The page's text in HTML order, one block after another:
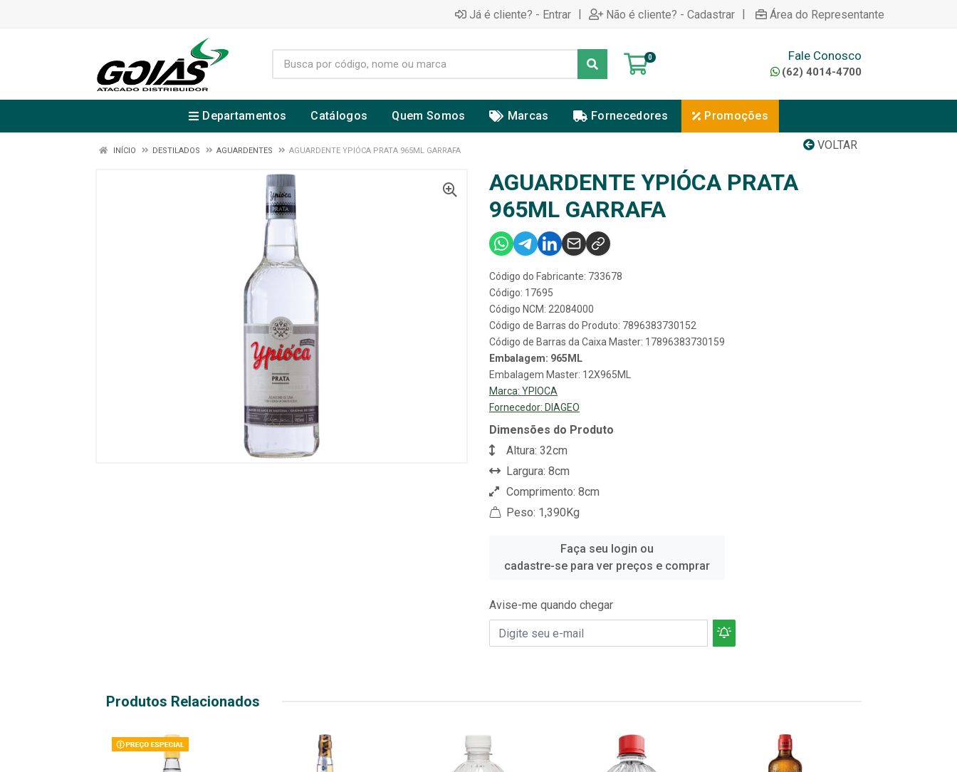
Já é cliente? - Entrar | Não é cliente? - Cadastrar | Área do Representante
0 Fale Conosco
(62) 4014-4700
Departamentos Catálogos Quem Somos Marcas Fornecedores Promoções
VOLTAR
INÍCIO DESTILADOS AGUARDENTES AGUARDENTE YPIÓCA PRATA 965ML GARRAFA
AGUARDENTE YPIÓCA PRATA
965ML GARRAFA
Código do Fabricante: 733678
Código: 17695
Código NCM: 22084000
Código de Barras do Produto: 7896383730152
Código de Barras da Caixa Master: 17896383730159
Embalagem: 965ML
Embalagem Master: 12X965ML
Marca: YPIOCA
Fornecedor: DIAGEO
Dimensões do Produto
Altura: 32cm
Largura: 8cm
Comprimento: 8cm
Peso: 1,390Kg
Faça seu login ou
cadastre-se para ver preços e comprar
Avise-me quando chegar
Produtos Relacionados